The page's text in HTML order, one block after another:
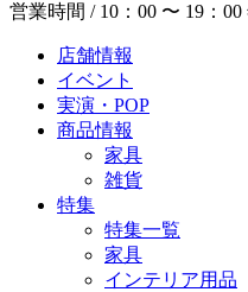
営業時間 / 10：00 〜 19：
店舗情報
イベント
実演・POP
商品情報
家具
雑貨
特集
特集一覧
家具
インテリア用品